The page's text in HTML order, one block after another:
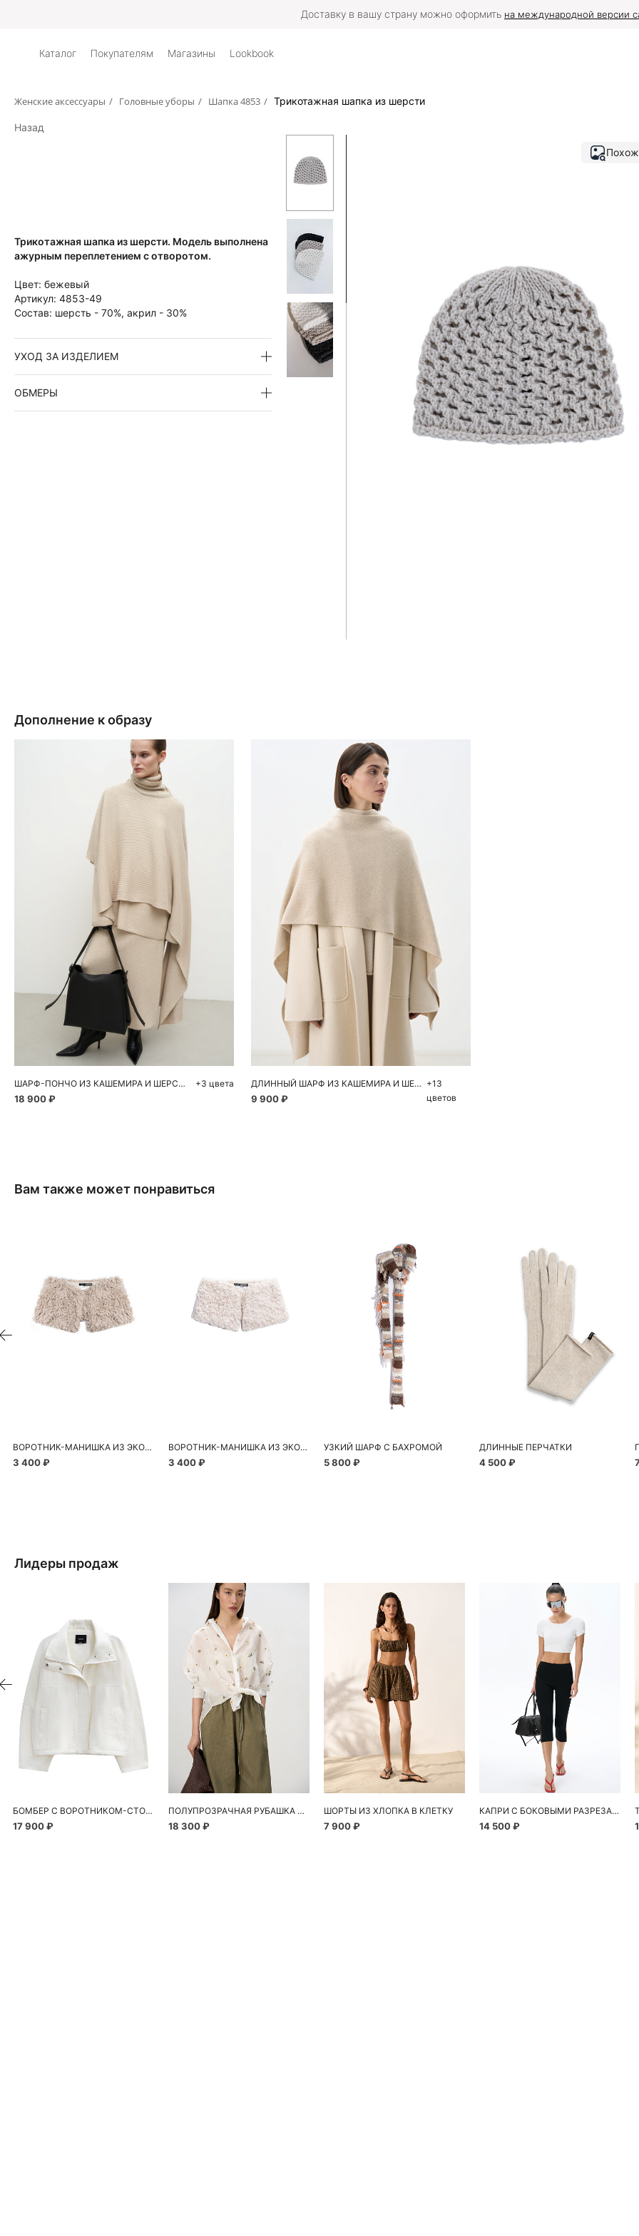
Доставку в вашу страну можно оформить на международной версии
Каталог Покупателям Магазины Lookbook
Женские аксессуары / Головные уборы / Шапка 4853 / Трикотажная шапка из шерсти
Назад
Трикотажная шапка из шерсти. Модель выполнена
ажурным переплетением с отворотом.
Цвет: бежевый
Артикул: 4853-49
Состав: шерсть - 70%, акрил - 30%
УХОД ЗА ИЗДЕЛИЕМ
ОБМЕРЫ
Дополнение к образу
Добавить в корзину
One size
ШАРФ-ПОНЧО ИЗ КАШЕМИРА И ШЕРСТИ
18 900 ₽
+3 цвета
Добавить в корзину
One size
ДЛИННЫЙ ШАРФ ИЗ КАШЕМИРА И ШЕРСТИ
9 900 ₽
+13
цветов
Вам также может понравиться
ВОРОТНИК-МАНИШКА ИЗ ЭКОМЕХА
3 400 ₽
ВОРОТНИК-МАНИШКА ИЗ ЭКОМЕХА
3 400 ₽
УЗКИЙ ШАРФ С БАХРОМОЙ
5 800 ₽
ДЛИННЫЕ ПЕРЧАТКИ
4 500 ₽
Лидеры продаж
БОМБЕР С ВОРОТНИКОМ-СТОЙКОЙ
17 900 ₽
ПОЛУПРОЗРАЧНАЯ РУБАШКА С РОМАШКАМИ
18 300 ₽
ШОРТЫ ИЗ ХЛОПКА В КЛЕТКУ
7 900 ₽
КАПРИ С БОКОВЫМИ РАЗРЕЗАМИ
14 500 ₽